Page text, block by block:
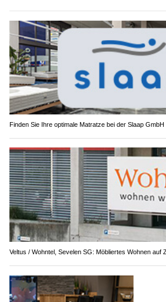
Finden Sie Ihre optimale Matratze bei der Slaap GmbH
Veltus / Wohntel, Sevelen SG: Möbliertes Wohnen auf